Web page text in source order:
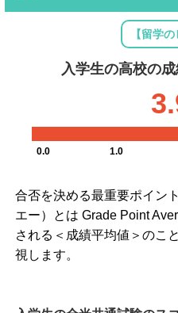
【留学
入学生の高校の成
0.0 1.0
合否を決める最重要ポイン
エー）とは Grade Point
される＜成績平均値＞のこ
視します。